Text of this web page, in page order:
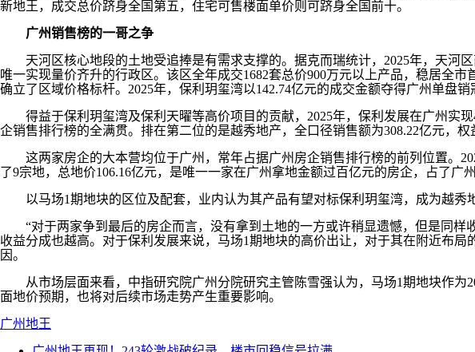
新地王，成交总价跻身全国第五，住宅可售楼面单价则可跻身全国前十。
广州销售榜的一哥之争
天河区核心地段的土地受追捧是有需求支撑的。据克而瑞统计，2025年，天河区
唯一实现量价齐升的行政区。该区全年成交1682套总价900万元以上产品，稳居全
确立了区域价格标杆。2025年，保利玥玺湾以142.74亿元的成交金额夺得广州单盘
得益于保利玥玺湾及保利天曜等高价项目的贡献，2025年，保利发展在广州实现
企销售排行榜的全满贯。排在第二位的是越秀地产，全口径销售额为308.22亿元，权
这两家房企的大本营均位于广州，常年占据广州房企销售排行榜的前列位置。
了9宗地，总地价106.16亿元，是唯一一家在广州拿地金额过百亿元的房企，占了广
以马场1期地块的区位及配套，业内认为其产品有望对标保利玥玺湾，成为越秀
“对于两家争到最后的房企而言，没有拿到土地的一方或许稍显遗憾，但是同样
收益分成也越高。对于保利发展来说，马场1期地块的高价出让，对于其在附近布
因。
从市场层面来看，中指研究院广州分院研究主管陈雪强认为，马场1期地块作为
面地价预期，也将对后续市场走势产生重要影响。
广州地王